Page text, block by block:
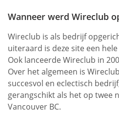
Wanneer werd Wireclub
Wireclub is als bedrijf
uiteraard is deze site een
Ook lanceerde Wireclub in
Over het algemeen is
succesvol en eclectisch
gerangschikt als het op twee
Vancouver BC.